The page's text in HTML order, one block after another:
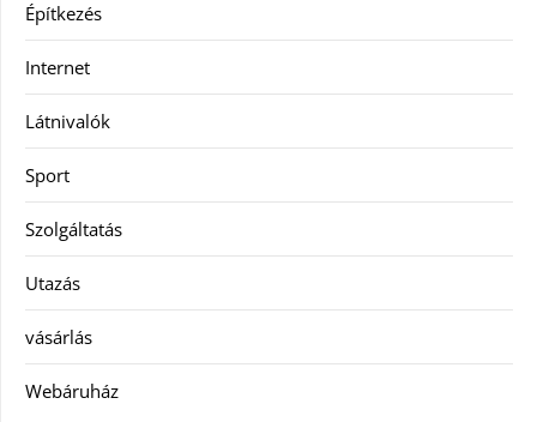
Építkezés
Internet
Látnivalók
Sport
Szolgáltatás
Utazás
vásárlás
Webáruház